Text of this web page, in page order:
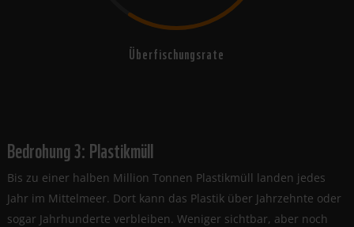
Überfischungsrate
Bedrohung 3: Plastikmüll
Bis zu einer halben Million Tonnen Plastikmüll landen jedes
Jahr im Mittelmeer. Dort kann das Plastik über Jahrzehnte oder
sogar Jahrhunderte verbleiben. Weniger sichtbar, aber noch